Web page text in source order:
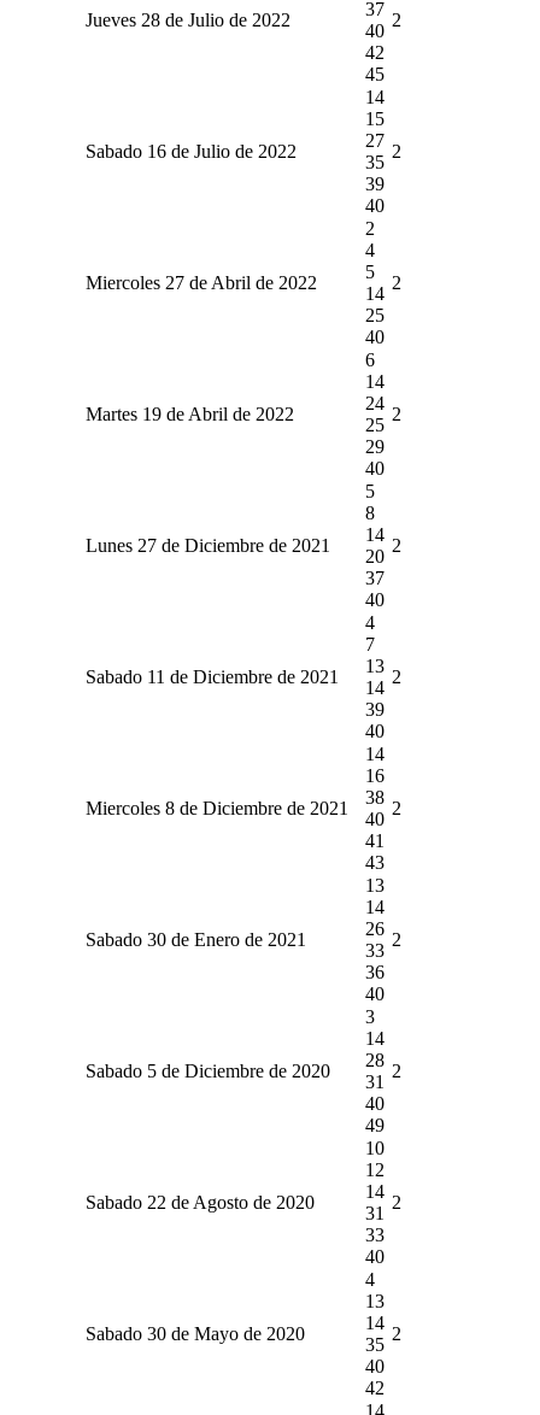
Jueves 28 de Julio de 2022
37
40
42
45
2
Sabado 16 de Julio de 2022
14
15
27
35
39
40
2
Miercoles 27 de Abril de 2022
2
4
5
14
25
40
2
Martes 19 de Abril de 2022
6
14
24
25
29
40
2
Lunes 27 de Diciembre de 2021
5
8
14
20
37
40
2
Sabado 11 de Diciembre de 2021
4
7
13
14
39
40
2
Miercoles 8 de Diciembre de 2021
14
16
38
40
41
43
2
Sabado 30 de Enero de 2021
13
14
26
33
36
40
2
Sabado 5 de Diciembre de 2020
3
14
28
31
40
49
2
Sabado 22 de Agosto de 2020
10
12
14
31
33
40
2
Sabado 30 de Mayo de 2020
4
13
14
35
40
42
2
14